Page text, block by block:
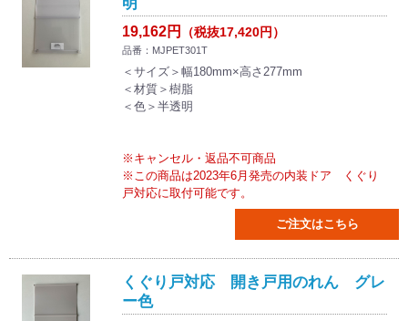
19,162円 （税抜17,420円）
品番：MJPET301T
＜サイズ＞幅180mm×高さ277mm
＜材質＞樹脂
＜色＞半透明
※キャンセル・返品不可商品
※この商品は2023年6月発売の内装ドア くぐり
戸対応に取付可能です。
ご注文はこちら
くぐり戸対応 開き戸用のれん グレ
ー色